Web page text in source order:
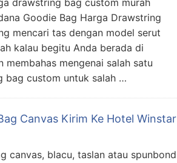
drawstring bag custom murah
Goodie Bag Harga Drawstring
mencari tas dengan model serut
kalau begitu Anda berada di
mengenai salah satu
bag custom untuk salah …
Canvas Kirim Ke Hotel Winstar
canvas, blacu, taslan atau spunbond